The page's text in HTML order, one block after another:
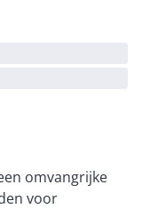
omvangrijke
voor